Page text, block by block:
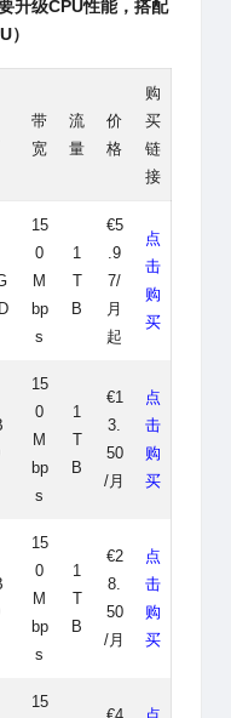
升级CPU性能，搭配
）
带
宽
流
量
价
格
购
买
链
接
15
0
M
bp
s
1
T
B
€5
.9
7/
月
起
点
击
购
买
15
0
M
bp
s
1
T
B
€1
3.
50
/月
点
击
购
买
15
0
M
bp
s
1
T
B
€2
8.
50
/月
点
击
购
买
15